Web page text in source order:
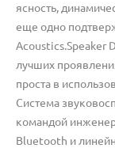
ясность,
еще одно
Acoustics.Speaker
лучших
проста в
Система
командой
Bluetooth и